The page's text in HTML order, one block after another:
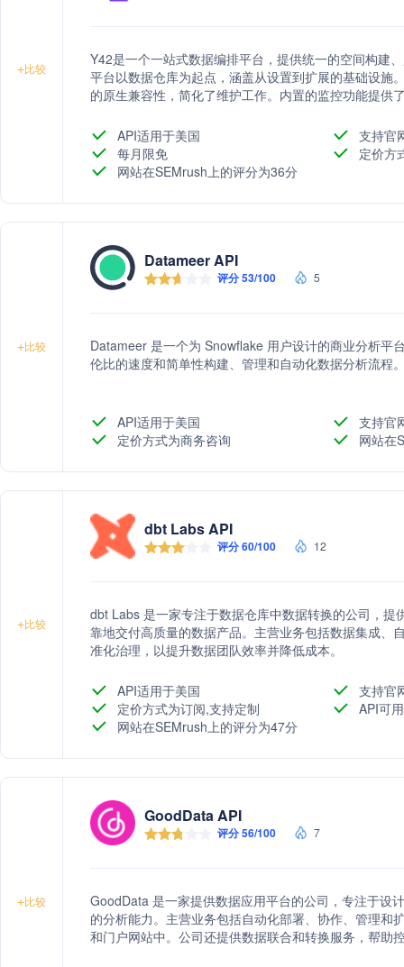
+比较
Y42是一个一站式数据编排平台，提供统一的空间构建
平台以数据仓库为起点，涵盖从设置到扩展的基础设施
的原生兼容性，简化了维护工作。内置的监控功能提供
道组件能够无缝协作。
API适用于美国
支持官
每月限免
定价方
网站在SEMrush上的评分为36分
+比较
Datameer API
评分 53/100 5
Datameer 是一个为 Snowflake 用户设计的商业分析平
伦比的速度和简单性构建、管理和自动化数据分析流程
API适用于美国
支持官
定价方式为商务咨询
网站在
+比较
dbt Labs API
评分 60/100 12
dbt Labs 是一家专注于数据仓库中数据转换的公司，
靠地交付高质量的数据产品。主营业务包括数据集成、
准化治理，以提升数据团队效率并降低成本。
API适用于美国
支持官
定价方式为订阅,支持定制
API可
网站在SEMrush上的评分为47分
+比较
GoodData API
评分 56/100 7
GoodData 是一家提供数据应用平台的公司，专注于设
的分析能力。主营业务包括自动化部署、协作、管理和
和门户网站中。公司还提供数据联合和转换服务，帮助